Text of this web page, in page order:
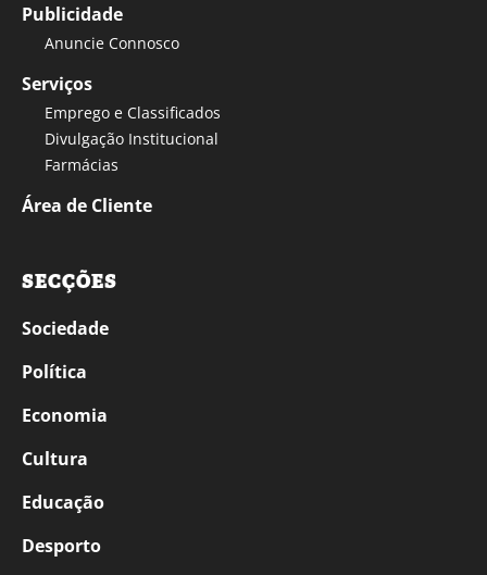
Publicidade
Anuncie Connosco
Serviços
Emprego e Classificados
Divulgação Institucional
Farmácias
Área de Cliente
SECÇÕES
Sociedade
Política
Economia
Cultura
Educação
Desporto